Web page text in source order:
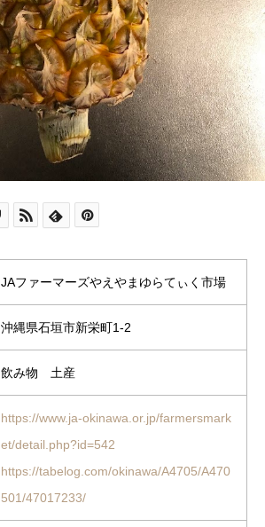
JAファーマーズやえやまゆらてぃく市場
沖縄県石垣市新栄町1-2
飲み物 土産
https://www.ja-okinawa.or.jp/farmersmark
et/detail.php?id=542
https://tabelog.com/okinawa/A4705/A470
501/47017233/